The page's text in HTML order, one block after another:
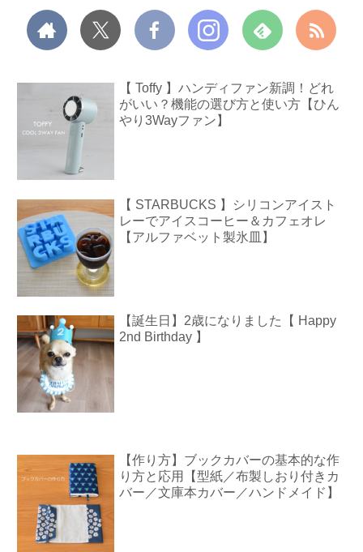
【 Toffy 】ハンディファン新調！どれ
がいい？機能の選び方と使い方【ひん
やり3Wayファン】
【 STARBUCKS 】シリコンアイスト
レーでアイスコーヒー＆カフェオレ
【アルファベット製氷皿】
【誕生日】2歳になりました【 Happy
2nd Birthday 】
【作り方】ブックカバーの基本的な作
り方と応用【型紙／布製しおり付きカ
バー／文庫本カバー／ハンドメイド】